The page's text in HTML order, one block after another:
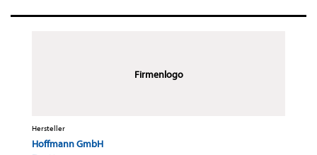
Firmenlogo
Hersteller
Hoffmann GmbH